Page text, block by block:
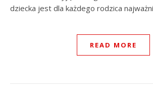
dziecka jest dla każdego rodzica
READ MORE